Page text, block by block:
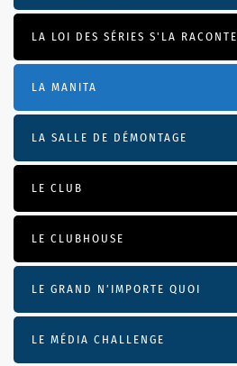
LA LOI DES SÉRIES S'LA RACONTE
LA MANITA
LA SALLE DE DÉMONTAGE
LE CLUB
LE CLUBHOUSE
LE GRAND N’IMPORTE QUOI
LE MÉDIA CHALLENGE